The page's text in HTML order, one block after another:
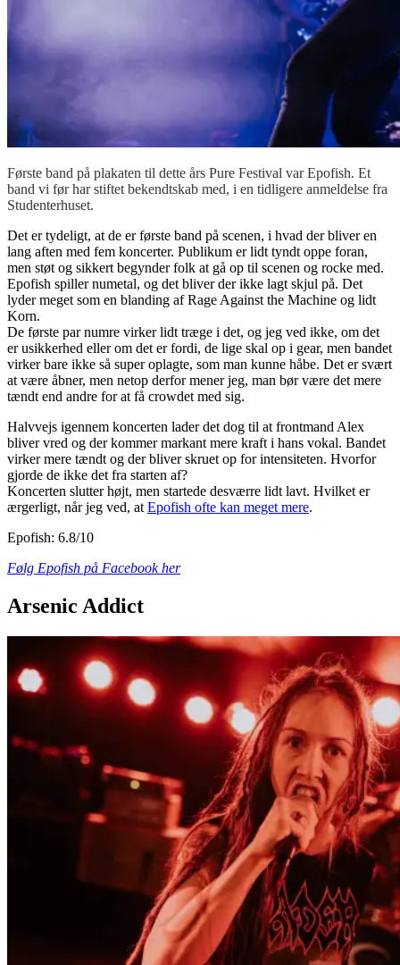
Første band på plakaten til dette års Pure Festival var Epofish. Et
band vi før har stiftet bekendtskab med, i en tidligere anmeldelse fra
Studenterhuset.
Det er tydeligt, at de er første band på scenen, i hvad der bliver en
lang aften med fem koncerter. Publikum er lidt tyndt oppe foran,
men støt og sikkert begynder folk at gå op til scenen og rocke med.
Epofish spiller numetal, og det bliver der ikke lagt skjul på. Det
lyder meget som en blanding af Rage Against the Machine og lidt
Korn.
De første par numre virker lidt træge i det, og jeg ved ikke, om det
er usikkerhed eller om det er fordi, de lige skal op i gear, men bandet
virker bare ikke så super oplagte, som man kunne håbe. Det er svært
at være åbner, men netop derfor mener jeg, man bør være det mere
tændt end andre for at få crowdet med sig.
Halvvejs igennem koncerten lader det dog til at frontmand Alex
bliver vred og der kommer markant mere kraft i hans vokal. Bandet
virker mere tændt og der bliver skruet op for intensiteten. Hvorfor
gjorde de ikke det fra starten af?
Koncerten slutter højt, men startede desværre lidt lavt. Hvilket er
ærgerligt, når jeg ved, at Epofish ofte kan meget mere.
Epofish: 6.8/10
Følg Epofish på Facebook her
Arsenic Addict